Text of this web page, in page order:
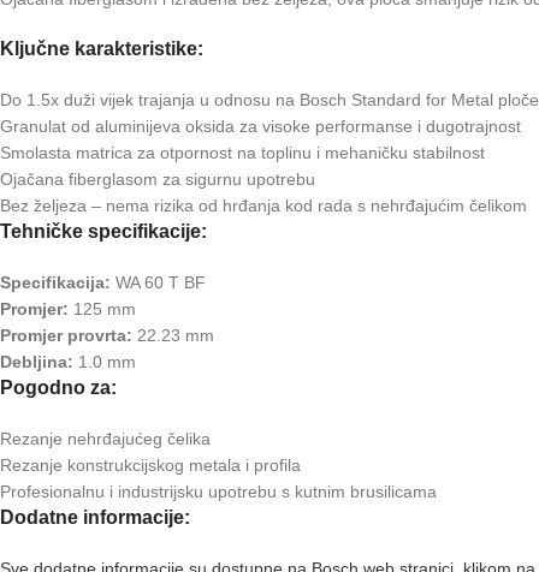
Ključne karakteristike:
Do 1.5x duži vijek trajanja u odnosu na Bosch Standard for Metal ploče
Granulat od aluminijeva oksida za visoke performanse i dugotrajnost
Smolasta matrica za otpornost na toplinu i mehaničku stabilnost
Ojačana fiberglasom za sigurnu upotrebu
Bez željeza – nema rizika od hrđanja kod rada s nehrđajućim čelikom
Tehničke specifikacije:
Specifikacija: WA 60 T BF
Promjer: 125 mm
Promjer provrta: 22.23 mm
Debljina: 1.0 mm
Pogodno za:
Rezanje nehrđajućeg čelika
Rezanje konstrukcijskog metala i profila
Profesionalnu i industrijsku upotrebu s kutnim brusilicama
Dodatne informacije:
Sve dodatne informacije su dostupne na Bosch web stranici, klikom na